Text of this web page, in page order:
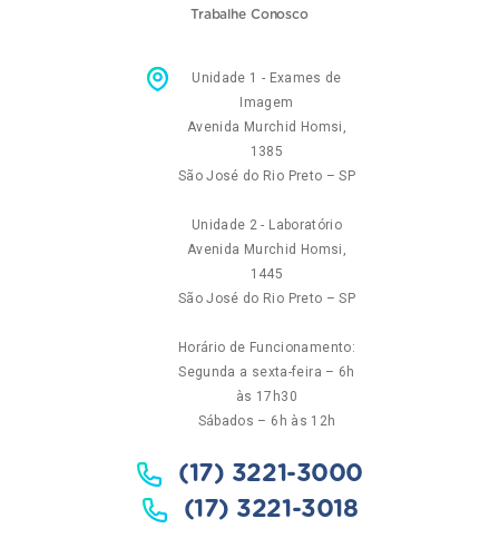
Unidade 1 - Exames de
Imagem
Avenida Murchid Homsi,
1385
São José do Rio Preto – SP
Unidade 2 - Laboratório
Avenida Murchid Homsi,
1445
São José do Rio Preto – SP
Horário de Funcionamento:
Segunda a sexta-feira – 6h
às 17h30
Sábados – 6h às 12h
(17) 3221-3000
(17) 3221-3018
Trabalhe Conosco